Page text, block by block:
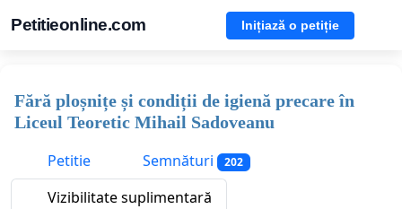
Petitieonline.com Inițiază o petiție
Fără ploșnițe și condiții de igienă precare în
Liceul Teoretic Mihail Sadoveanu
Petitie
Semnături 202
Vizibilitate suplimentară